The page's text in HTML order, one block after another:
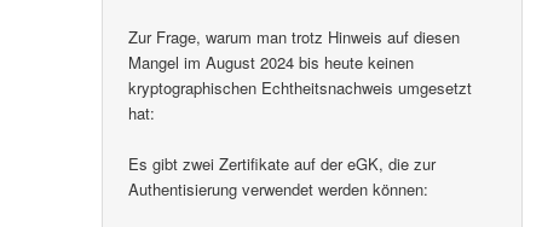
Zur Frage, warum man trotz Hinweis auf diesen
Mangel im August 2024 bis heute keinen
kryptographischen Echtheitsnachweis umgesetzt
hat:
Es gibt zwei Zertifikate auf der eGK, die zur
Authentisierung verwendet werden können: